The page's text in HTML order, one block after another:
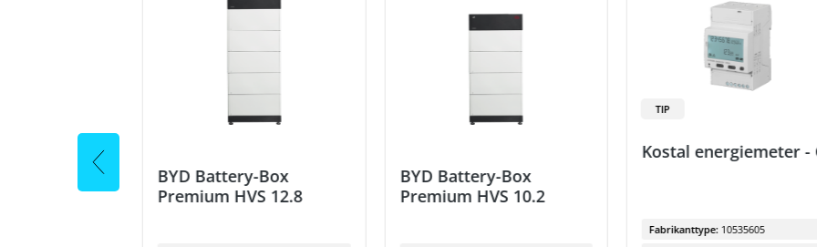
- C
BYD Battery-Box
Premium HVS 12.8
BYD Battery-Box
Premium HVS 10.2
TIP
Kostal energiemeter -
Fabrikanttype: 10535605